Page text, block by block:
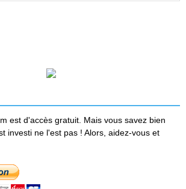
est d'accès gratuit. Mais vous savez bien
investi ne l'est pas ! Alors, aidez-vous et